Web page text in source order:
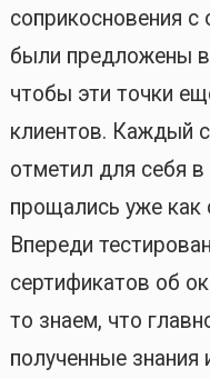
соприкосновения
были предложены
чтобы эти точки
клиентов. Каждый
отметил для себя
прощались уже как
Впереди
сертификатов об
то знаем, что
полученные знания